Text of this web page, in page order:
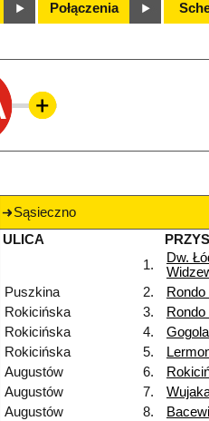
Połączenia
Sąsieczno
ULICA
1.
Dw.
Puszkina 2.
Rokicińska
3.
Rokicińska
4. Gogola
Rokicińska
5.
Augustów
6.
Augustów
7.
Augustów
8.